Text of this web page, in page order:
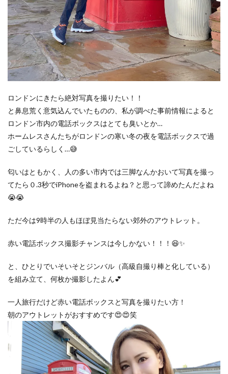
ロンドンにきたら絶対写真を撮りたい！！
と鼻息荒く意気込んでいたものの、私が調べた事前情報によると
ロンドン市内の電話ボックスはとても臭いとか…
ホームレスさんたちがロンドンの寒い冬の夜を電話ボックスで過
ごしているらしく…😅
匂いはともかく、人の多い市内では三脚なんかおいて写真を撮っ
てたら０.3秒でiPhoneを盗まれるよね？と思って諦めたんだよね
😭😭
ただ今は9時半の人もほぼ見当たらない郊外のアウトレット。
赤い電話ボックス撮影チャンスは今しかない！！！😆✨
と、ひとりでいそいそとジンバル（高級自撮り棒と化している）
を組み立て、何枚か撮影したよん💕
一人旅行だけど赤い電話ボックスと写真を撮りたい方！
朝のアウトレットがおすすめです😍😍笑